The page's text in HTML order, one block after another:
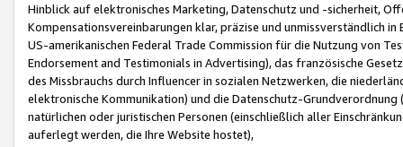
Hinblick auf elektronisches Marketing, Datenschutz und -sicherheit,
Kompensationsvereinbarungen klar, präzise und unmissverständlich
US-amerikanischen Federal Trade Commission für die Nutzung von
Endorsement and Testimonials in Advertising), das französische
des Missbrauchs durch Influencer in sozialen Netzwerken, die
elektronische Kommunikation) und die Datenschutz-
natürlichen oder juristischen Personen (einschließlich aller
auferlegt werden, die Ihre Website hostet),